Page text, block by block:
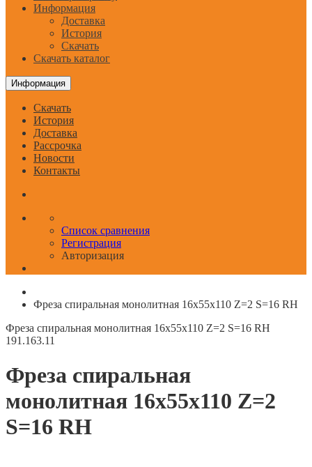
Информация
Доставка
История
Скачать
Скачать каталог
Информация
Скачать
История
Доставка
Рассрочка
Новости
Контакты
Список сравнения
Регистрация
Авторизация
Фреза спиральная монолитная 16x55x110 Z=2 S=16 RH
Фреза спиральная монолитная 16x55x110 Z=2 S=16 RH
191.163.11
Фреза спиральная
монолитная 16x55x110 Z=2
S=16 RH